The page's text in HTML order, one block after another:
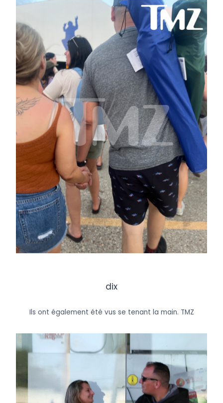
dix
Ils ont également été vus se tenant la main. TMZ